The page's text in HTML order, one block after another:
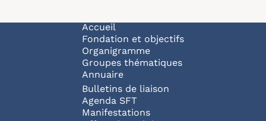
Navigation principale
Accueil
Fondation et objectifs
Organigramme
Groupes thématiques
Annuaire
Bulletins de liaison
Agenda SFT
Manifestations